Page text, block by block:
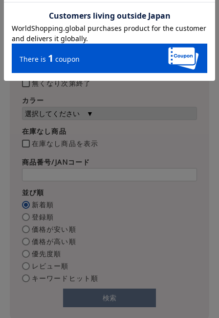
〜
商品タグ
新作
レザー
無くなり次第終了
カラー
在庫なし商品
在庫なし商品を表示
商品番号/JANコード
並び順
新着順
登録順
価格が安い順
価格が高い順
優先度順
レビュー順
キーワードヒット順
検索